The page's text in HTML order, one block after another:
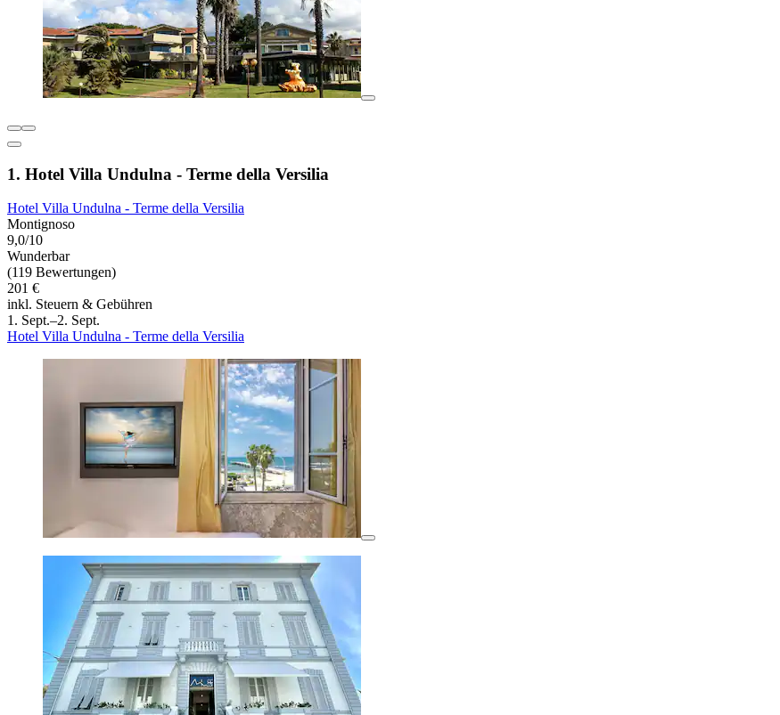
1. Hotel Villa Undulna - Terme della Versilia
Hotel Villa Undulna - Terme della Versilia
Montignoso
9,0/10
Wunderbar
(119 Bewertungen)
201 €
inkl. Steuern & Gebühren
1. Sept.–2. Sept.
Hotel Villa Undulna - Terme della Versilia